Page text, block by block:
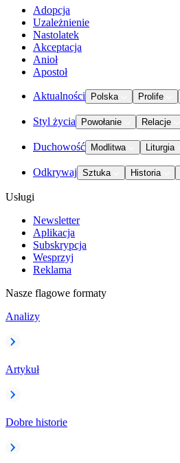
Adopcja
Uzależnienie
Nastolatek
Akceptacja
Anioł
Apostoł
Aktualności Polska Prolife
Styl życia Powołanie Relacje
Duchowość Modlitwa Liturgia
Odkrywaj Sztuka Historia
Usługi
Newsletter
Aplikacja
Subskrypcja
Wesprzyj
Reklama
Nasze flagowe formaty
Analizy
Artykuł
Dobre historie